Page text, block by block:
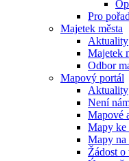
Pro
Majetek města
Aktuality
Majetek
Odbor
Mapový portál
Aktuality
Není
Mapové
Mapy ke
Mapy na
Žádost